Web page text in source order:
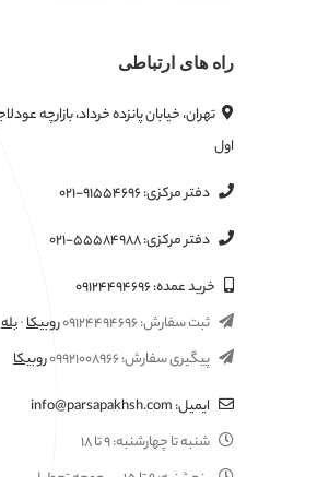
راه های ارتباطی
اول
دفتر مرکزی:۰۲۱-۹۱۵۵۴۶۹۶
دفتر مرکزی:۰۲۱-۵۵۵۸۴۹۸۸
خرید عمده:۰۹۱۲۴۴۹۴۶۹۶
ثبت سفارش:۰۹۱۲۴۴۹۴۶۹۶روبیکا·بله
پیگیری سفارش:۰۹۹۲۱۰۰۸۹۶۶روبیکا
ایمیل:info@parsapakhsh.com
شنبه تا چهارشنبه:۹ تا ۱۸